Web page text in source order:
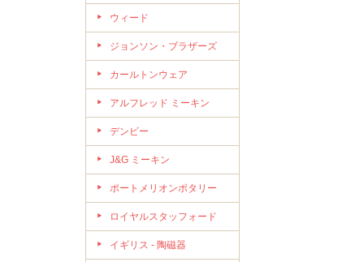
ウィード
ジョンソン・ブラザーズ
カールトンウェア
アルフレッド ミーキン
デンビー
J&G ミーキン
ポートメリオンポタリー
ロイヤルスタッフォード
イギリス - 陶磁器